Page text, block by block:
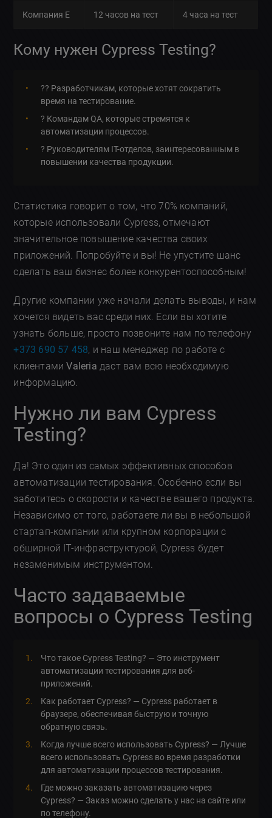
Компания E 12 часов на тест 4 часа на тест
Кому нужен Cypress Testing?
?‍? Разработчикам, которые хотят сократить
время на тестирование.
? Командам QA, которые стремятся к
автоматизации процессов.
? Руководителям IT-отделов, заинтересованным в
повышении качества продукции.
Статистика говорит о том, что 70% компаний,
которые использовали Cypress, отмечают
значительное повышение качества своих
приложений. Попробуйте и вы! Не упустите шанс
сделать ваш бизнес более конкурентоспособным!
Другие компании уже начали делать выводы, и нам
хочется видеть вас среди них. Если вы хотите
узнать больше, просто позвоните нам по телефону
+373 690 57 458, и наш менеджер по работе с
клиентамиValeria даст вам всю необходимую
информацию.
Нужно ли вам Cypress
Testing?
Да! Это один из самых эффективных способов
автоматизации тестирования. Особенно если вы
заботитесь о скорости и качестве вашего продукта.
Независимо от того, работаете ли вы в небольшой
стартап-компании или крупном корпорации с
обширной IT-инфраструктурой, Cypress будет
незаменимым инструментом.
Часто задаваемые
вопросы о Cypress Testing
Что такое Cypress Testing? — Это инструмент
автоматизации тестирования для веб-
приложений.
Как работает Cypress? — Cypress работает в
браузере, обеспечивая быструю и точную
обратную связь.
Когда лучше всего использовать Cypress? — Лучше
всего использовать Cypress во время разработки
для автоматизации процессов тестирования.
Где можно заказать автоматизацию через
Cypress? — Заказ можно сделать у нас на сайте или
по телефону.